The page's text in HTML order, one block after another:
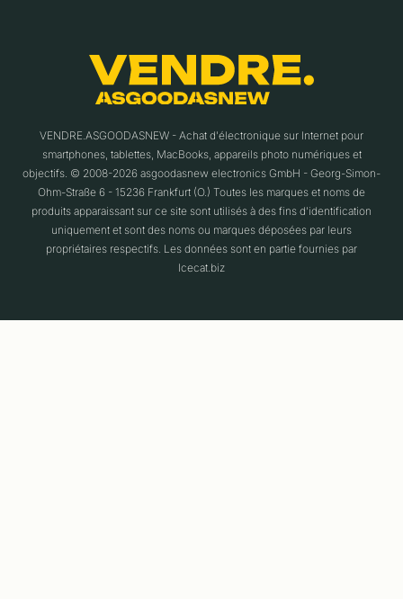
VENDRE.ASGOODASNEW - Achat d'électronique sur Internet pour
smartphones, tablettes, MacBooks, appareils photo numériques et
objectifs. © 2008-2026 asgoodasnew electronics GmbH - Georg-Simon-
Ohm-Straße 6 - 15236 Frankfurt (O.) Toutes les marques et noms de
produits apparaissant sur ce site sont utilisés à des fins d'identification
uniquement et sont des noms ou marques déposées par leurs
propriétaires respectifs. Les données sont en partie fournies par
Icecat.biz